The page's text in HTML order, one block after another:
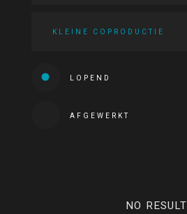
KLEINE COPRODUCTIE
LOPEND
AFGEWERKT
NO RESULT